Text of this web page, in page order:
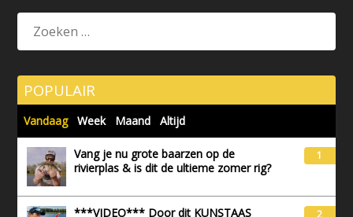
POPULAIR
Vandaag Week Maand Altijd
Vang je nu grote baarzen op de
rivierplas & is dit de ultieme zomer rig?
1
***VIDEO*** Door dit KUNSTAAS